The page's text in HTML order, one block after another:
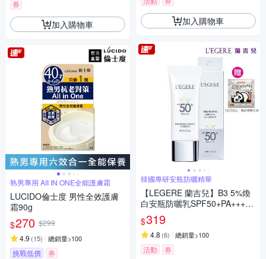
券
加入購物車
熟男專用 AII IN ONE全能護膚霜
LUCIDO倫士度 男性全效護膚
霜90g
$270 $299
4.9 (15) 總銷量>100
挑戰低價 券
加入購物車
韓國專研安瓶防曬精華
【LEGERE 蘭吉兒】B3 5%煥
白安瓶防曬乳SPF50+PA++++
35ml
$319
4.8 (6) 總銷量>100
活動 券